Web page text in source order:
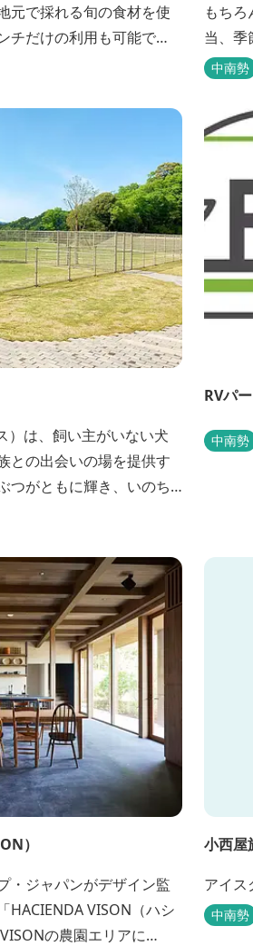
元で採れる旬の食材を使
チだけの利用も可能で
もち
当、季
応じて
木造
中南勢
）は、飼い主がいない犬
との出会いの場を提供す
つがともに輝き、いのち
ペット保険事業を行う
へ訪れたペットを一時
テルをご用意しているほ
RVパ
中南勢
）
・ジャパンがデザイン監
HACIENDA VISON（ハシ
の農園エリアに
小西屋
アイス
中南勢